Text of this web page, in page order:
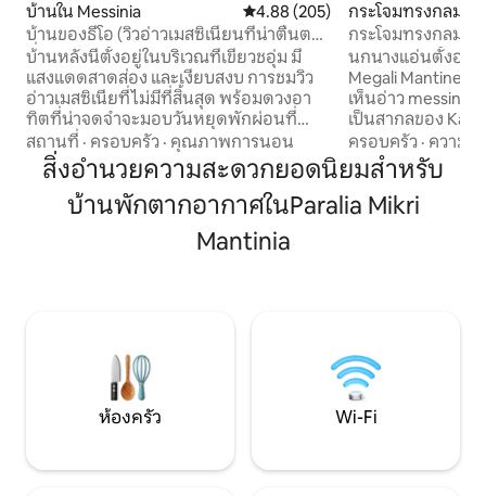
บ้านใน Messinia คะแนนเฉลี่ย 4.88 จาก 5, 205 รีวิว
4.88 (205)
บ้านของธีโอ (วิวอ่าวเมสซิเนียนที่น่าตื่นตา
ตื่นใจ!)
บ้านหลังนี้ตั้งอยู่ในบริเวณที่เขียวชอุ่ม มี
แสงแดดสาดส่อง และเงียบสงบ การชมวิว
อ่าวเมสซิเนียที่ไม่มีที่สิ้นสุด พร้อมดวงอา
ทิตที่น่าจดจำจะมอบวันหยุดพักผ่อนที่
สมบูรณ์แบบให้คุณ ทุกรายละเอียดของการ
ตกแต่งภายในที่ได้รับการดูแลด้วยความ
หรูหราและเรียบง่ายจะทำให้คุณตื่นเต้น ขับ
รถจากทะเลเพียง 3 นาที ห่างจากร้าน
อาหารและบาร์ริมหาดที่มีชื่อเสียงที่สุดใน
เมสซิเนียเพียงไม่กี่ก้าว แต่เพียง 15 นาทีขับ
สถานที่ · ครอบครัว · คุณภาพการนอน
กระโจมทรงกลมใน
ntineia
กระโจมทรงกลมใ
แคมป์สุดหรู
นกนางแอ่นตั้งอยู่
Megali Mantinea
เห็นอ่าว messinia
เป็นสากลของ
ห่างจากทะเล 4 ก
โรงเตี๊ยมที่ยอดเยี่
มะกอกที่มีระเบีย
อย่างน่ารักให้นั่ง
สถานที่แห่งนี้เป็นมิ
ครอบครัว · ความคุ้
สิ่งอำนวยความสะดวกยอดนิยมสำหรับ
บ้านพักตากอากาศในParalia Mikri
Μantinia
ห้องครัว Wi-Fi